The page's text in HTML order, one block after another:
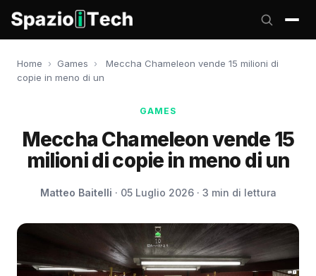
Home › Games ›
Meccha Chameleon vende 15 milioni di
copie in meno di un
GAMES
Meccha Chameleon vende 15
milioni di copie in meno di un
Matteo Baitelli · 05 Luglio 2026 · 3 min di lettura